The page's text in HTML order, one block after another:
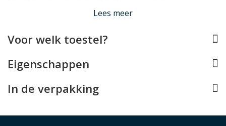
opbergruimtevoor pasjes en briefgeld.
onder handbereik in uw telefoonhoesje.
Lees meer
Voor welk toestel?
Eigenschappen
In de verpakking